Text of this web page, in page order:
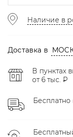
Наличие в
Доставка в
В пунктах
от 6 тыс. ₽
Бесплатно